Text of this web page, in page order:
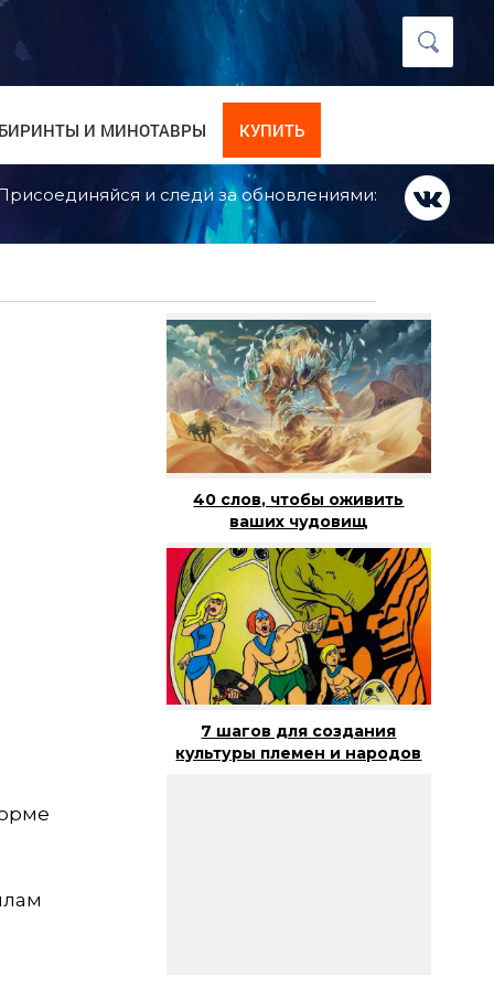
И МИНОТАВРЫ КУПИТЬ
и следи за обновлениями:
40 слов, чтобы оживить
ваших чудовищ
7 шагов для создания
культуры племен и народов